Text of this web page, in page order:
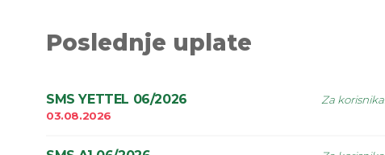
Poslednje uplate
SMS YETTEL 06/2026
03.08.2026
Za korisnika